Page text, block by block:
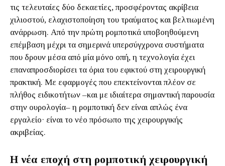
τις τελευταίες δύο δεκαετίες, προσφέροντας ακρίβεια
χιλιοστού, ελαχιστοποίηση του τραύματος και βελτιωμένη
ανάρρωση. Από την πρώτη ρομποτικά υποβοηθούμενη
επέμβαση μέχρι τα σημερινά υπερσύγχρονα συστήματα
που δρουν μέσα από μία μόνο οπή, η τεχνολογία έχει
επαναπροσδιορίσει τα όρια του εφικτού στη χειρουργική
πρακτική. Με εφαρμογές που επεκτείνονται πλέον σε
πλήθος ειδικοτήτων –και με ιδιαίτερα σημαντική παρουσία
στην ουρολογία– η ρομποτική δεν είναι απλώς ένα
εργαλείο· είναι το νέο πρόσωπο της χειρουργικής
ακριβείας.
Η νέα εποχή στη ρομποτική χειρουργική